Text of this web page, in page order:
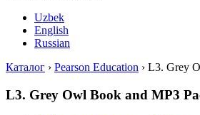
Uzbek
English
Russian
Каталог › Pearson Education › L3. Grey
L3. Grey Owl Book and MP3